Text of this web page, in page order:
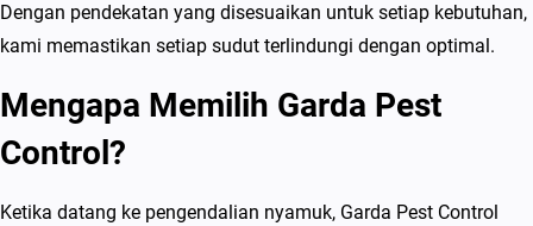
r
a
Dengan pendekatan yang disesuaikan untuk setiap kebutuhan,
kami memastikan setiap sudut terlindungi dengan optimal.
Mengapa Memilih Garda Pest
Control?
Ketika datang ke pengendalian nyamuk, Garda Pest Control